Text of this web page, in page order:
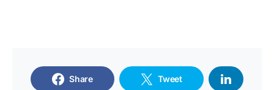
Share Tweet